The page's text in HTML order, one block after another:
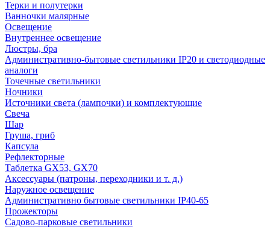
Терки и полутерки
Ванночки малярные
Освещение
Внутреннее освещение
Люстры, бра
Административно-бытовые светильники IP20 и светодиодные
аналоги
Точечные светильники
Ночники
Источники света (лампочки) и комплектующие
Свеча
Шар
Груша, гриб
Капсула
Рефлекторные
Таблетка GX53, GX70
Аксессуары (патроны, переходники и т. д.)
Наружное освещение
Административно бытовые светильники IP40-65
Прожекторы
Садово-парковые светильники